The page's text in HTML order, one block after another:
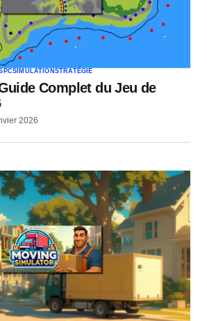
PCSIMULATION STRATÉGIE
Complet du Jeu de
2026